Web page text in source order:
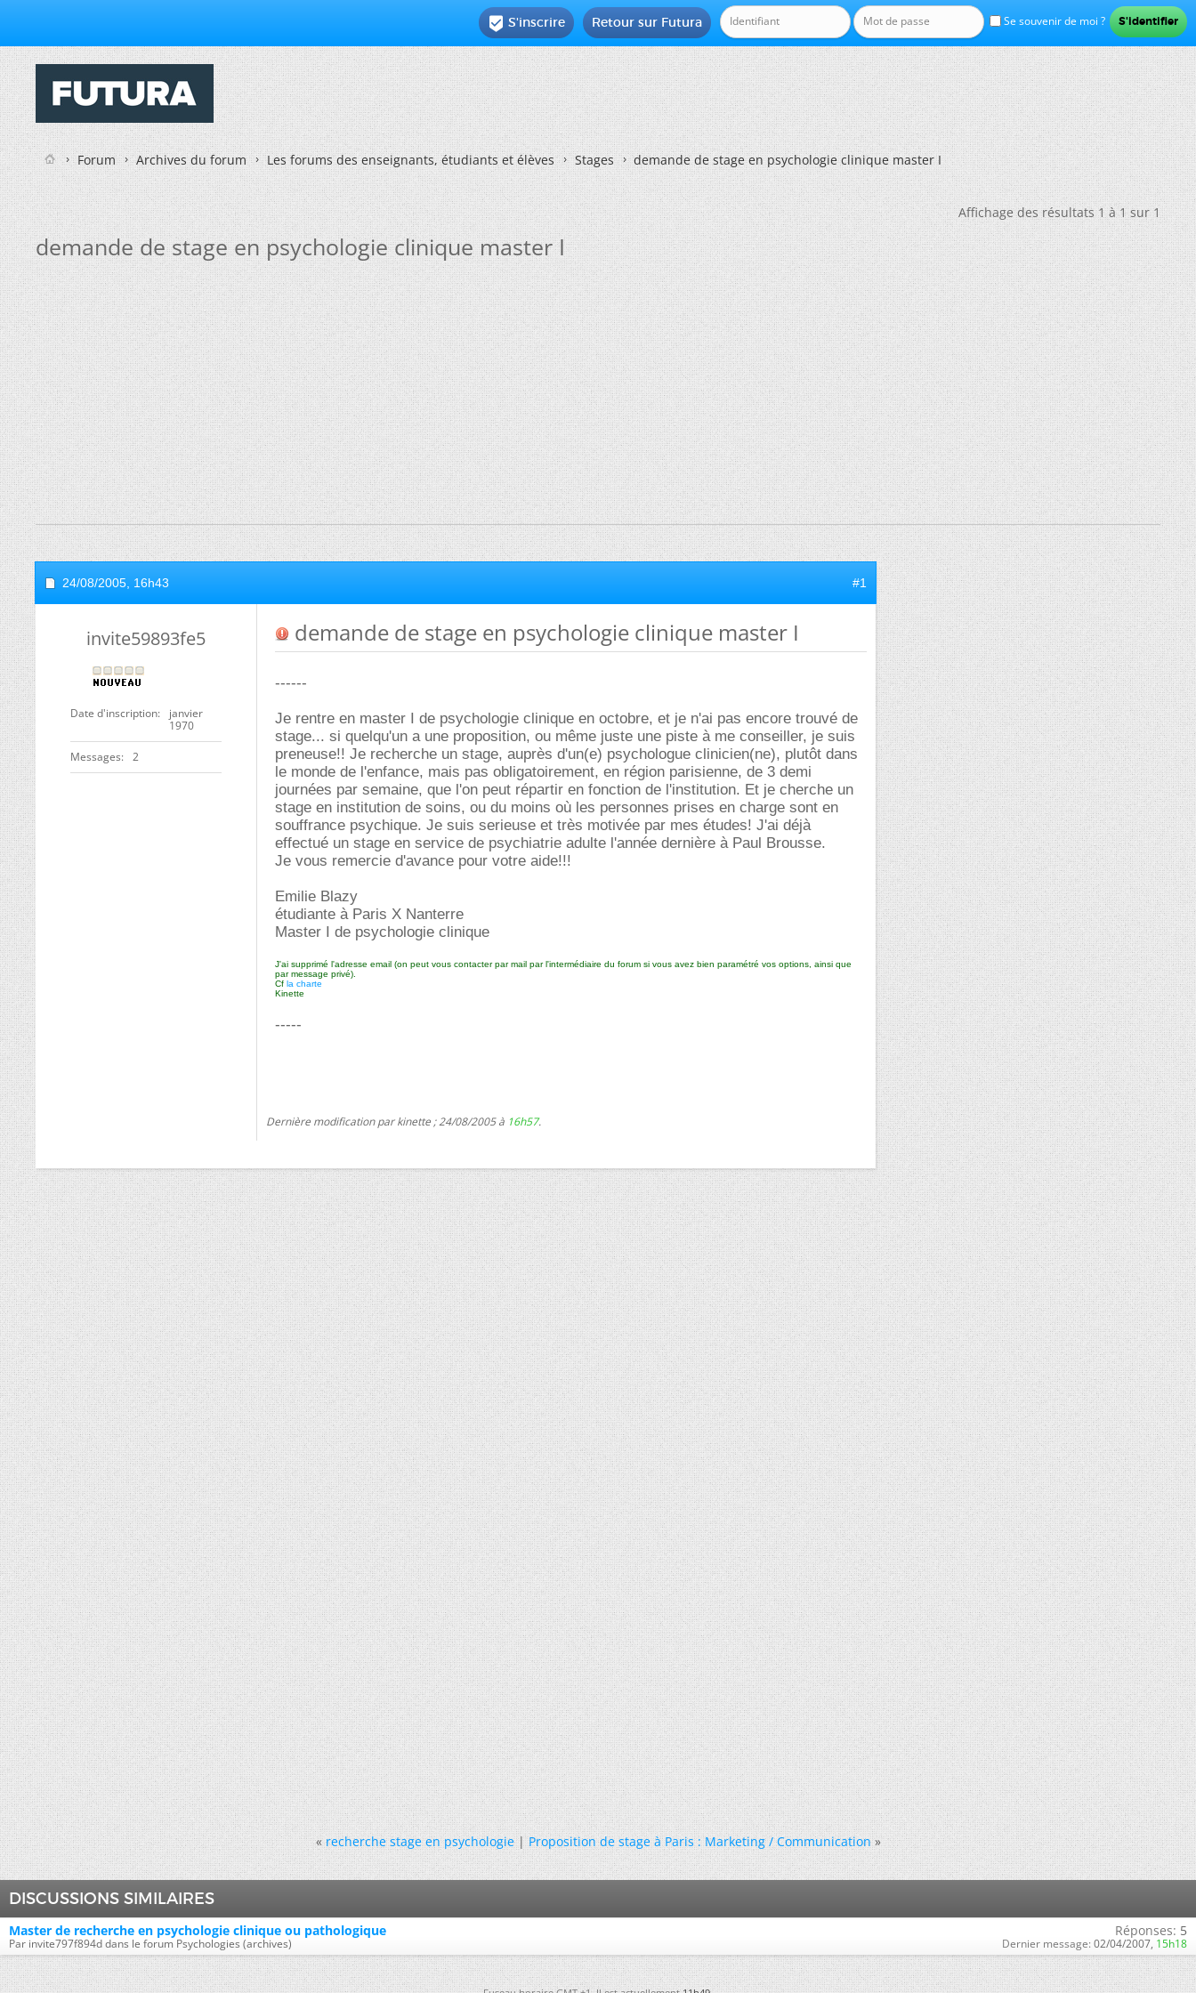
Se souvenir de moi ?
Retour sur Futura
 S'inscrire
Forum Archives du forum Les forums des enseignants, étudiants et élèves Stages demande de stage en psychologie clinique master I
Affichage des résultats 1 à 1 sur 1
demande de stage en psychologie clinique master I
24/08/2005, 16h43 #1
invite59893fe5
Date d'inscription
janvier
1970
Messages 2
demande de stage en psychologie clinique master I
------
Je rentre en master I de psychologie clinique en octobre, et je n'ai pas encore trouvé de
stage... si quelqu'un a une proposition, ou même juste une piste à me conseiller, je suis
preneuse!! Je recherche un stage, auprès d'un(e) psychologue clinicien(ne), plutôt dans
le monde de l'enfance, mais pas obligatoirement, en région parisienne, de 3 demi
journées par semaine, que l'on peut répartir en fonction de l'institution. Et je cherche un
stage en institution de soins, ou du moins où les personnes prises en charge sont en
souffrance psychique. Je suis serieuse et très motivée par mes études! J'ai déjà
effectué un stage en service de psychiatrie adulte l'année dernière à Paul Brousse.
Je vous remercie d'avance pour votre aide!!!
Emilie Blazy
étudiante à Paris X Nanterre
Master I de psychologie clinique
J'ai supprimé l'adresse email (on peut vous contacter par mail par l'intermédiaire du forum si vous avez bien paramétré vos options, ainsi que
par message privé).
Cf la charte
Kinette
-----
Dernière modification par kinette ; 24/08/2005 à 16h57.
« recherche stage en psychologie|Proposition de stage à Paris : Marketing / Communication »
DISCUSSIONS SIMILAIRES
Master de recherche en psychologie clinique ou pathologique
Par invite797f894d dans le forum Psychologies (archives)
Réponses: 5
Dernier message:02/04/2007, 15h18